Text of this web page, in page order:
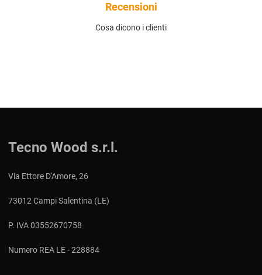
Recensioni
Cosa dicono i clienti
Tecno Wood s.r.l.
Via Ettore D'Amore, 26
73012 Campi Salentina (LE)
P. IVA 03552670758
Numero REA LE - 228884